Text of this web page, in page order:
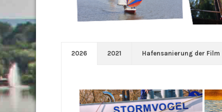
2026 2021 Hafensanierung der Film